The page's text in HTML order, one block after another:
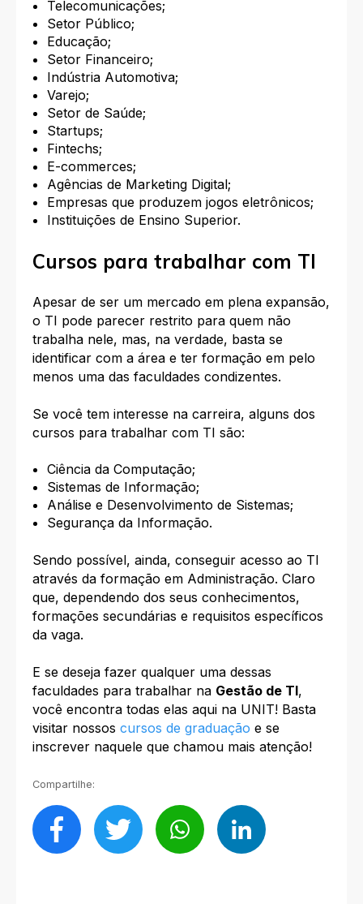
Telecomunicações;
Setor Público;
Educação;
Setor Financeiro;
Indústria Automotiva;
Varejo;
Setor de Saúde;
Startups;
Fintechs;
E-commerces;
Agências de Marketing Digital;
Empresas que produzem jogos eletrônicos;
Instituições de Ensino Superior.
Cursos para trabalhar com TI
Apesar de ser um mercado em plena expansão,
o TI pode parecer restrito para quem não
trabalha nele, mas, na verdade, basta se
identificar com a área e ter formação em pelo
menos uma das faculdades condizentes.
Se você tem interesse na carreira, alguns dos
cursos para trabalhar com TI são:
Ciência da Computação;
Sistemas de Informação;
Análise e Desenvolvimento de Sistemas;
Segurança da Informação.
Sendo possível, ainda, conseguir acesso ao TI
através da formação em Administração. Claro
que, dependendo dos seus conhecimentos,
formações secundárias e requisitos específicos
da vaga.
E se deseja fazer qualquer uma dessas
faculdades para trabalhar na Gestão de TI,
você encontra todas elas aqui na UNIT! Basta
visitar nossos cursos de graduação e se
inscrever naquele que chamou mais atenção!
Compartilhe: